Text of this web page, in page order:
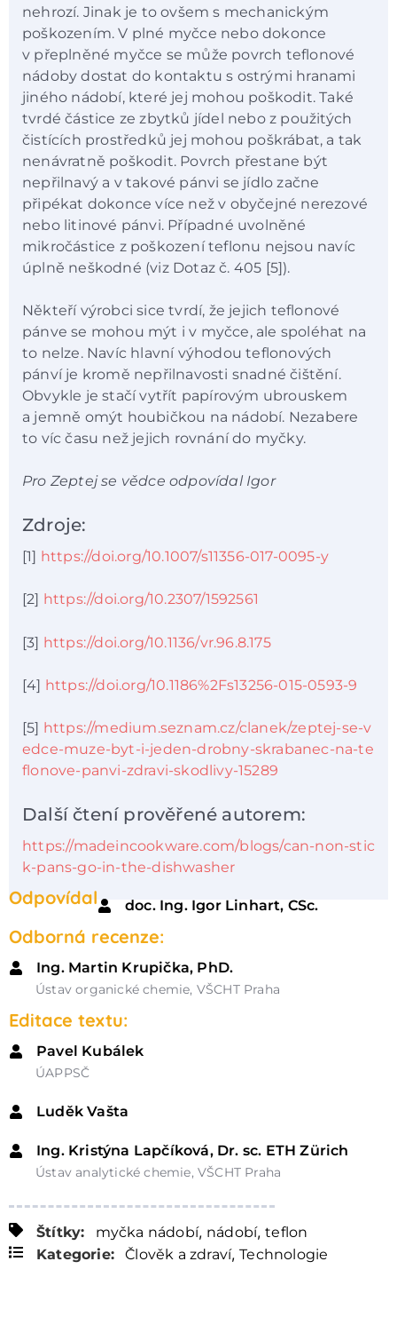
nehrozí. Jinak je to ovšem s mechanickým
poškozením. V plné myčce nebo dokonce
v přeplněné myčce se může povrch teflonové
nádoby dostat do kontaktu s ostrými hranami
jiného nádobí, které jej mohou poškodit. Také
tvrdé částice ze zbytků jídel nebo z použitých
čistících prostředků jej mohou poškrábat, a tak
nenávratně poškodit. Povrch přestane být
nepřilnavý a v takové pánvi se jídlo začne
připékat dokonce více než v obyčejné nerezové
nebo litinové pánvi. Případné uvolněné
mikročástice z poškození teflonu nejsou navíc
úplně neškodné (viz Dotaz č. 405 [5]).
Někteří výrobci sice tvrdí, že jejich teflonové
pánve se mohou mýt i v myčce, ale spoléhat na
to nelze. Navíc hlavní výhodou teflonových
pánví je kromě nepřilnavosti snadné čištění.
Obvykle je stačí vytřít papírovým ubrouskem
a jemně omýt houbičkou na nádobí. Nezabere
to víc času než jejich rovnání do myčky.
Pro Zeptej se vědce odpovídal Igor
Zdroje:
[1] https://doi.org/10.1007/s11356-017-0095-y
[2] https://doi.org/10.2307/1592561
[3] https://doi.org/10.1136/vr.96.8.175
[4] https://doi.org/10.1186%2Fs13256-015-0593-9
[5] https://medium.seznam.cz/clanek/zeptej-se-v
edce-muze-byt-i-jeden-drobny-skrabanec-na-te
flonove-panvi-zdravi-skodlivy-15289
Další čtení prověřené autorem:
https://madeincookware.com/blogs/can-non-stic
k-pans-go-in-the-dishwasher
Odpovídal doc. Ing. Igor Linhart, CSc.
Odborná recenze:
Ing. Martin Krupička, PhD.
Ústav organické chemie, VŠCHT Praha
Editace textu:
Pavel Kubálek
ÚAPPSČ
Luděk Vašta
Ing. Kristýna Lapčíková, Dr. sc. ETH Zürich
Ústav analytické chemie, VŠCHT Praha
Štítky: myčka nádobí, nádobí, teflon
Kategorie:
Člověk a zdraví, Technologie